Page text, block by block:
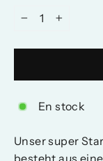
En stock
Unser super
besteht aus